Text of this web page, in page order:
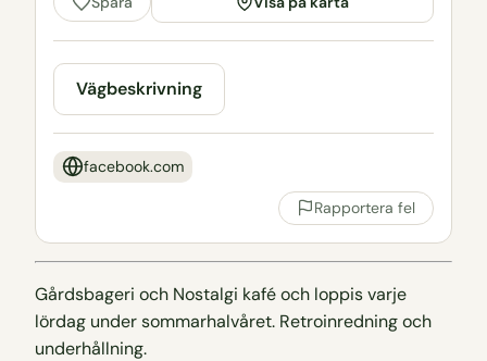
Vägbeskrivning
facebook.com
Rapportera fel
Gårdsbageri och Nostalgi kafé och loppis varje
lördag under sommarhalvåret. Retroinredning och
underhållning.